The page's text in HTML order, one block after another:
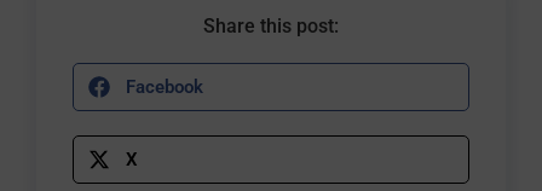
Share this post:
Facebook
X